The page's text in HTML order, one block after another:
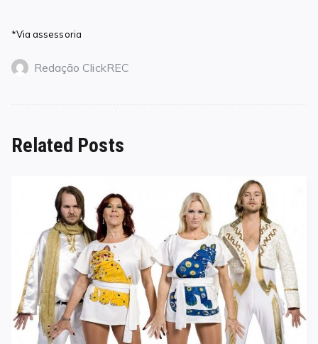
*Via assessoria
Redação ClickREC
Related Posts